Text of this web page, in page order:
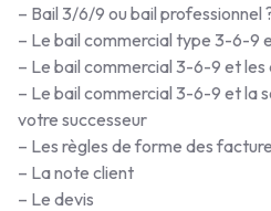
– Bail 3/6/9 ou bail professionnel
– Le bail commercial type 3-6-9
– Le bail commercial 3-6-9 et
– Le bail commercial 3-6-9 et la
votre successeur
– Les règles de forme des
– La note client
– Le devis